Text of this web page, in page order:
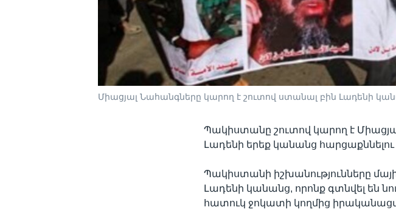
Միացյալ Նահանգները կարող է շուտով ստանալ բին Լադենի
Պակիստանը շուտով կարող է
Լադենի երեք կանանց հարցաքննելու
Պակիստանի իշխանությունները
Լադենի կանանց, որոնք գտնվել են
հատուկ ջոկատի կողմից